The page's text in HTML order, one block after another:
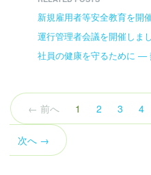
新規雇用者等安全教育を開
運行管理者会議を開催しま
社員の健康を守るために ―
← 前へ 1 （こ
の
2 3 4
次へ →